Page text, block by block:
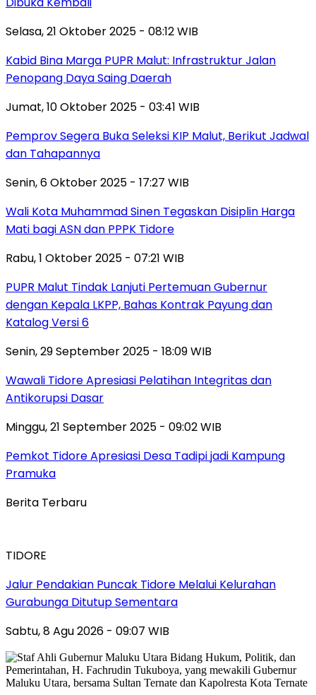
Selasa, 21 Oktober 2025 - 08:12 WIB
Kabid Bina Marga PUPR Malut: Infrastruktur Jalan
Penopang Daya Saing Daerah
Jumat, 10 Oktober 2025 - 03:41 WIB
Pemprov Segera Buka Seleksi KIP Malut, Berikut Jadwal
dan Tahapannya
Senin, 6 Oktober 2025 - 17:27 WIB
Wali Kota Muhammad Sinen Tegaskan Disiplin Harga
Mati bagi ASN dan PPPK Tidore
Rabu, 1 Oktober 2025 - 07:21 WIB
PUPR Malut Tindak Lanjuti Pertemuan Gubernur
dengan Kepala LKPP, Bahas Kontrak Payung dan
Katalog Versi 6
Senin, 29 September 2025 - 18:09 WIB
Wawali Tidore Apresiasi Pelatihan Integritas dan
Antikorupsi Dasar
Minggu, 21 September 2025 - 09:02 WIB
Pemkot Tidore Apresiasi Desa Tadipi jadi Kampung
Pramuka
Berita Terbaru
TIDORE
Jalur Pendakian Puncak Tidore Melalui Kelurahan
Gurabunga Ditutup Sementara
Sabtu, 8 Agu 2026 - 09:07 WIB